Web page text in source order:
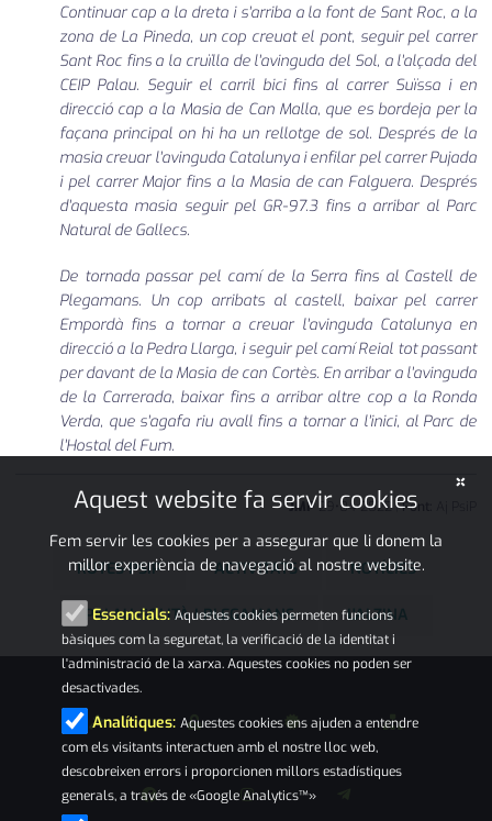
Continuar cap a la dreta i s'arriba a la font de Sant Roc, a la
zona de La Pineda, un cop creuat el pont, seguir pel carrer
Sant Roc fins a la cruïlla de l'avinguda del Sol, a l'alçada del
CEIP Palau. Seguir el carril bici fins al carrer Suïssa i en
direcció cap a la Masia de Can Malla, que es bordeja per la
façana principal on hi ha un rellotge de sol. Després de la
masia creuar l'avinguda Catalunya i enfilar pel carrer Pujada
i pel carrer Major fins a la Masia de can Falguera. Després
d'aquesta masia seguir pel GR-97.3 fins a arribar al Parc
Natural de Gallecs.
De tornada passar pel camí de la Serra fins al Castell de
Plegamans. Un cop arribats al castell, baixar pel carrer
Empordà fins a tornar a creuar l'avinguda Catalunya en
direcció a la Pedra Llarga, i seguir pel camí Reial tot passant
per davant de la Masia de can Cortès. En arribar a l'avinguda
de la Carrerada, baixar fins a arribar altre cop a la Ronda
Verda, que s'agafa riu avall fins a tornar a l'inici, al Parc de
l'Hostal del Fum.
JMP29 04•2022|Font:
RUTES PSIP ACTIVITATS NOTÍCIES
PALAU-SOLITÀ I PLEGAMANS L'ALZINA
×
Aquest website fa servir cookies
Fem servir les cookies per a assegurar que li donem la
millor experiència de navegació al nostre website.
Essencials: Aquestes cookies permeten funcions
bàsiques com la seguretat, la verificació de la identitat i
l'administració de la xarxa. Aquestes cookies no poden ser
desactivades.
Analítiques: Aquestes cookies ens ajuden a entendre
com els visitants interactuen amb el nostre lloc web,
descobreixen errors i proporcionen millors estadístiques
generals, a través de «Google Analytics™»